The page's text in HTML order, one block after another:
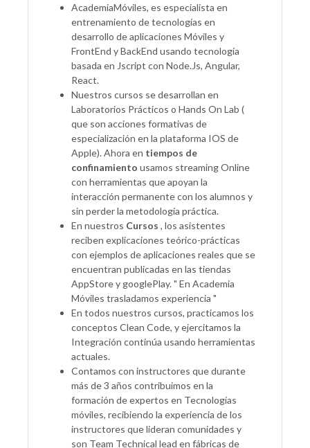
AcademiaMóviles, es especialista en
entrenamiento de tecnologías en
desarrollo de aplicaciones Móviles y
FrontEnd y BackEnd usando tecnología
basada en Jscript con Node.Js, Angular,
React.
Nuestros cursos se desarrollan en
Laboratorios Prácticos o Hands On Lab (
que son acciones formativas de
especialización en la plataforma IOS de
Apple). Ahora en tiempos de
confinamiento usamos streaming Online
con herramientas que apoyan la
interacción permanente con los alumnos y
sin perder la metodología práctica.
En nuestros Cursos, los asistentes
reciben explicaciones teórico-prácticas
con ejemplos de aplicaciones reales que se
encuentran publicadas en las tiendas
AppStore y googlePlay. " En Academia
Móviles trasladamos experiencia "
En todos nuestros cursos, practicamos los
conceptos Clean Code, y ejercitamos la
Integración continúa usando herramientas
actuales.
Contamos con instructores que durante
más de 3 años contribuimos en la
formación de expertos en Tecnologías
móviles, recibiendo la experiencia de los
instructores que lideran comunidades y
son Team Technical lead en fábricas de